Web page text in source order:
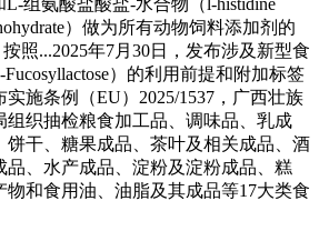
组氨酸盐酸盐-水合物（l-histidine
）做为所有动物饲料添加剂的
照...2025年7月30日，发布涉及新型食
）的利用前提和附加标签
施条例（EU）2025/1537，广西壮族
组织抽检粮食加工品、调味品、乳成
饼干、糖果成品、茶叶及相关成品、酒
品、水产成品、淀粉及淀粉成品、糕
物和食用油、油脂及其成品等17大类食